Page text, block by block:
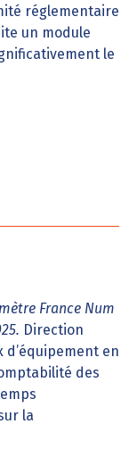
réglementaire
un module
le
France Num
Direction
d’équipement en
des
la